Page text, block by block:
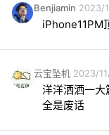
Benjiamin 2023/
iPhone11PM
云宝坠机 2023/
洋洋洒洒一大
全是废话